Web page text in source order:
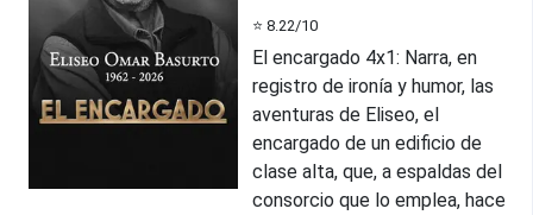
⭐ 8.22/10
El encargado 4x1: Narra, en
registro de ironía y humor, las
aventuras de Eliseo, el
encargado de un edificio de
clase alta, que, a espaldas del
consorcio que lo emplea, hace